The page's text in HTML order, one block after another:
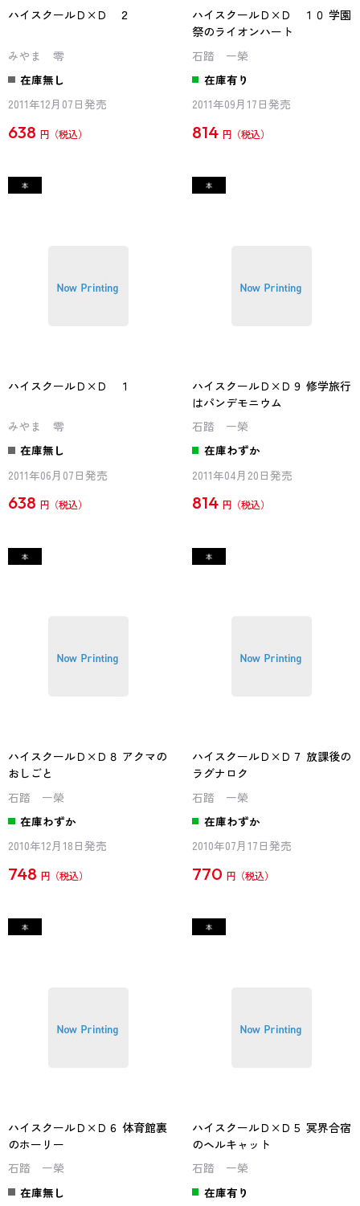
ハイスクールＤ×Ｄ ２
みやま 零
在庫無し
2011年12月07日発売
638 円
ハイスクールＤ×Ｄ １０ 学園
祭のライオンハート
石踏 一榮
在庫有り
2011年09月17日発売
814 円
ハイスクールＤ×Ｄ １
みやま 零
在庫無し
2011年06月07日発売
638 円
ハイスクールＤ×Ｄ９ 修学旅行
はパンデモニウム
石踏 一榮
在庫わずか
2011年04月20日発売
814 円
ハイスクールＤ×Ｄ８ アクマの
おしごと
石踏 一榮
在庫わずか
2010年12月18日発売
748 円
ハイスクールＤ×Ｄ７ 放課後の
ラグナロク
石踏 一榮
在庫わずか
2010年07月17日発売
770 円
ハイスクールＤ×Ｄ６ 体育館裏
のホーリー
石踏 一榮
在庫無し
ハイスクールＤ×Ｄ５ 冥界合宿
のヘルキャット
石踏 一榮
在庫有り